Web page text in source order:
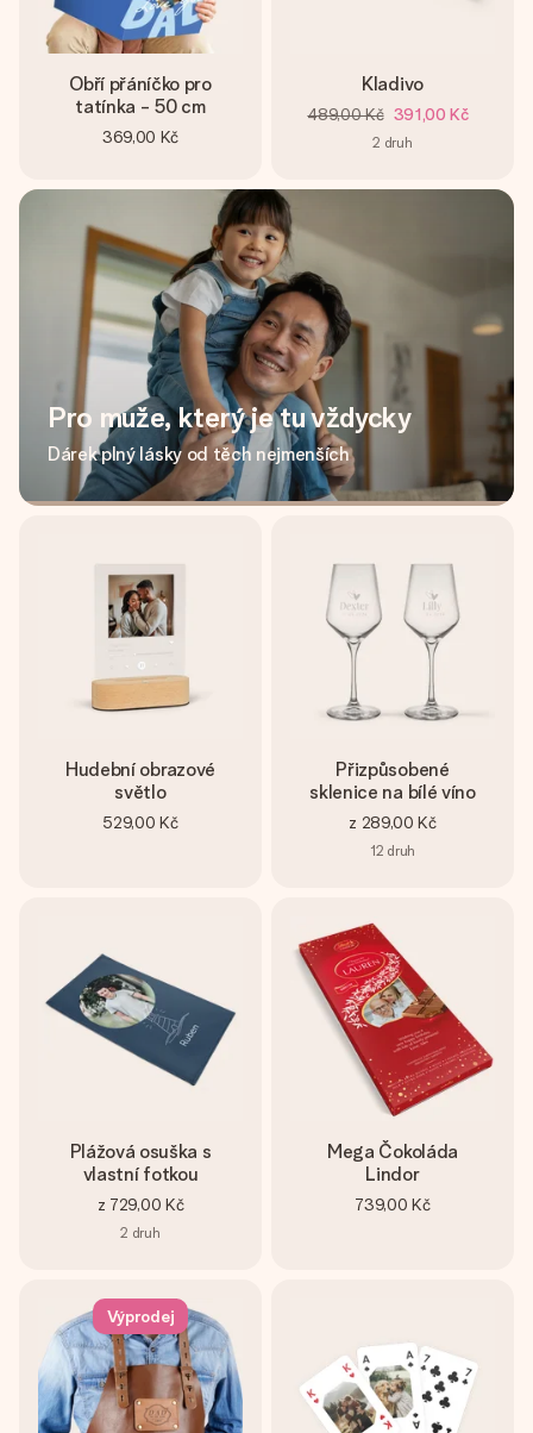
Obří přáníčko pro
tatínka - 50 cm
369,00 Kč
Kladivo
489,00 Kč 391,00 Kč
2 druh
Pro muže, který je tu vždycky
Dárek plný lásky od těch nejmenších
Hudební obrazové
světlo
529,00 Kč
Přizpůsobené
sklenice na bílé víno
z 289,00 Kč
12 druh
Plážová osuška s
vlastní fotkou
z 729,00 Kč
2 druh
Mega Čokoláda
Lindor
739,00 Kč
Výprodej